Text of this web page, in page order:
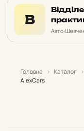
В
Авто·
Головна › Каталог ›
AlexCars